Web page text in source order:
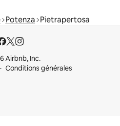
Potenza Pietrapertosa
Airbnb, Inc.
Conditions générales